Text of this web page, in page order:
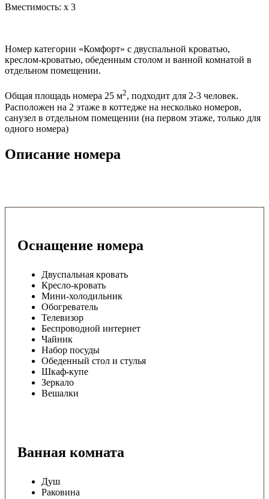
Описание номера
Вместимость: x 3
Номер категории «Комфорт» с двуспальной кроватью,
креслом-кроватью, обеденным столом и ванной комнатой в
отдельном помещении.
Общая площадь номера 25 м2, подходит для 2-3 человек.
Расположен на 2 этаже в коттедже на несколько номеров,
санузел в отдельном помещении (на первом этаже, только для
одного номера)
Оснащение номера
Двуспальная кровать
Кресло-кровать
Мини-холодильник
Обогреватель
Телевизор
Беспроводной интернет
Чайник
Набор посуды
Обеденный стол и стулья
Шкаф-купе
Зеркало
Вешалки
Ванная комната
Душ
Раковина